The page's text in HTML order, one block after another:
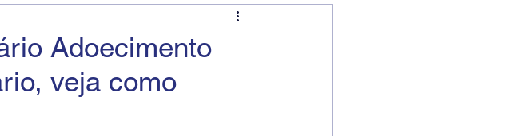
Adoecimento
veja como